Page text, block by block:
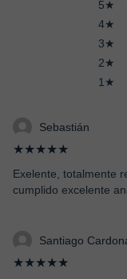
5★
4★
3★
2★
1★
Sebastián
★★★★★
Exelente, totalmente
cumplido excelente
Santiago
★★★★★